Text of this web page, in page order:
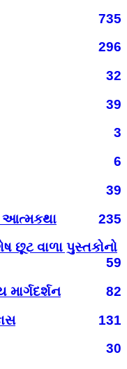
735
296
32
39
3
6
39
આત્મકથા
235
છૂટ વાળા પુસ્તકોનો
59
82
131
30